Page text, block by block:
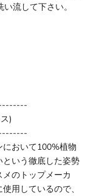
流して下さい。
)
おいて100%植物
いう徹底した姿勢
のトップメーカ
用しているので、